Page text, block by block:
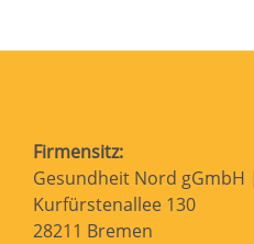
Firmensitz:
Gesundheit Nord
Kurfürstenallee 130
28211 Bremen